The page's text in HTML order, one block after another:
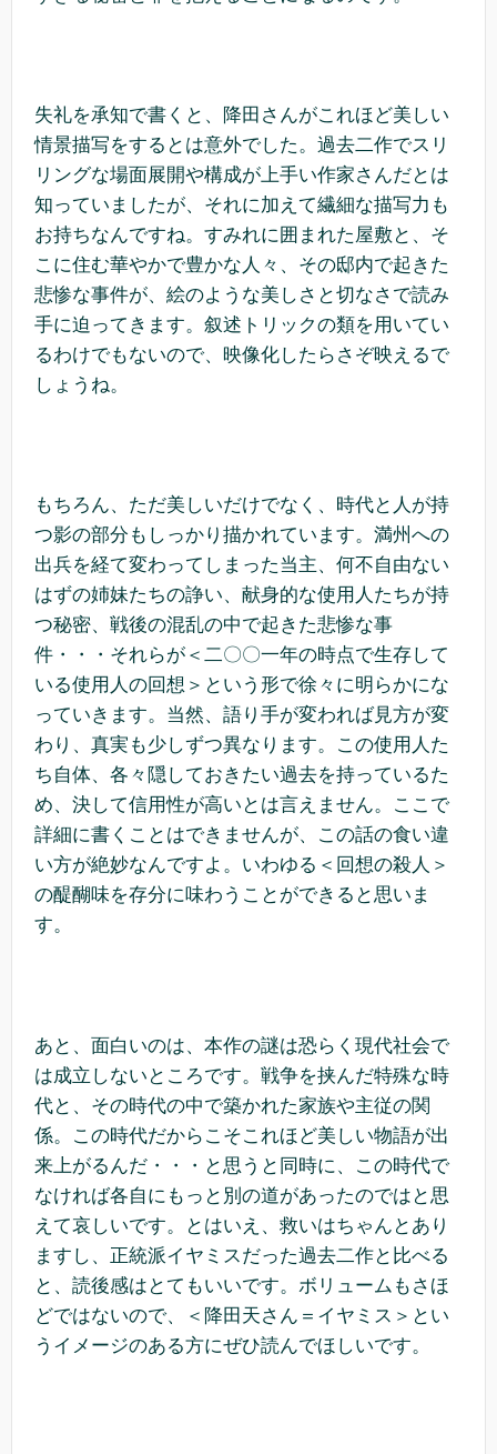
失礼を承知で書くと、降田さんがこれほど美しい
情景描写をするとは意外でした。過去二作でスリ
リングな場面展開や構成が上手い作家さんだとは
知っていましたが、それに加えて繊細な描写力も
お持ちなんですね。すみれに囲まれた屋敷と、そ
こに住む華やかで豊かな人々、その邸内で起きた
悲惨な事件が、絵のような美しさと切なさで読み
手に迫ってきます。叙述トリックの類を用いてい
るわけでもないので、映像化したらさぞ映えるで
しょうね。
もちろん、ただ美しいだけでなく、時代と人が持
つ影の部分もしっかり描かれています。満州への
出兵を経て変わってしまった当主、何不自由ない
はずの姉妹たちの諍い、献身的な使用人たちが持
つ秘密、戦後の混乱の中で起きた悲惨な事
件・・・それらが＜二〇〇一年の時点で生存して
いる使用人の回想＞という形で徐々に明らかにな
っていきます。当然、語り手が変われば見方が変
わり、真実も少しずつ異なります。この使用人た
ち自体、各々隠しておきたい過去を持っているた
め、決して信用性が高いとは言えません。ここで
詳細に書くことはできませんが、この話の食い違
い方が絶妙なんですよ。いわゆる＜回想の殺人＞
の醍醐味を存分に味わうことができると思いま
す。
あと、面白いのは、本作の謎は恐らく現代社会で
は成立しないところです。戦争を挟んだ特殊な時
代と、その時代の中で築かれた家族や主従の関
係。この時代だからこそこれほど美しい物語が出
来上がるんだ・・・と思うと同時に、この時代で
なければ各自にもっと別の道があったのではと思
えて哀しいです。とはいえ、救いはちゃんとあり
ますし、正統派イヤミスだった過去二作と比べる
と、読後感はとてもいいです。ボリュームもさほ
どではないので、＜降田天さん＝イヤミス＞とい
うイメージのある方にぜひ読んでほしいです。